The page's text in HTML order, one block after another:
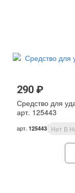
290 ₽
Средство для
арт. 125443
арт. 125443 Нет В